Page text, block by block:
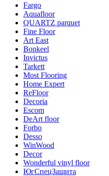
Fargo
Aquafloor
QUARTZ parquet
Fine Floor
Art East
Bonkeel
Invictus
Tarkett
Most Flooring
Home Expert
ReFloor
Decoria
Escom
DeArt floor
Forbo
Desso
WinWood
Decor
Wonderful vinyl floor
ЮгСпецЗащита